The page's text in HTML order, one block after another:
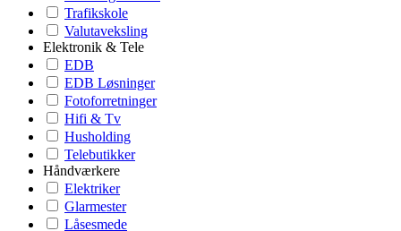
Trafikskole
Valutaveksling
Elektronik & Tele
EDB
EDB Løsninger
Fotoforretninger
Hifi & Tv
Husholding
Telebutikker
Håndværkere
Elektriker
Glarmester
Låsesmede